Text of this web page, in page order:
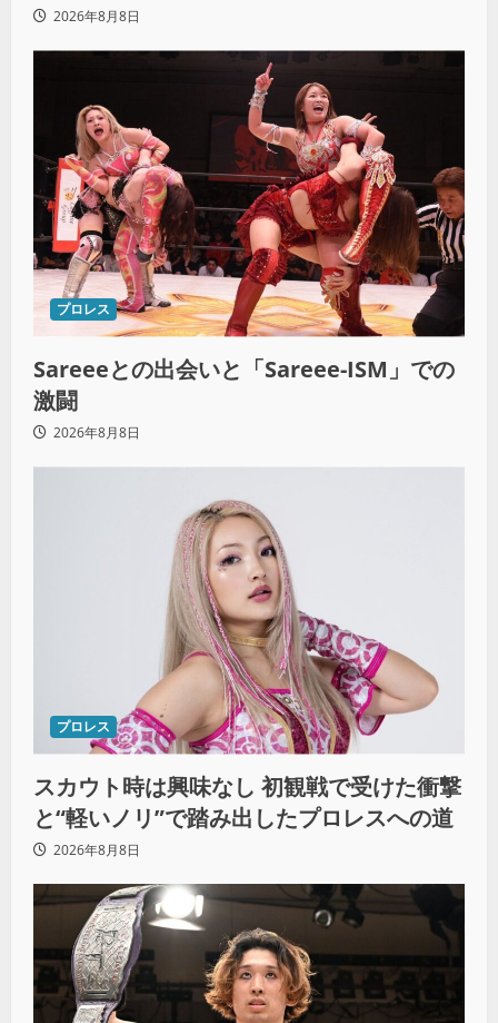
2026年8月8日
プロレス
Sareeeとの出会いと「Sareee-ISM」での
激闘
2026年8月8日
プロレス
スカウト時は興味なし 初観戦で受けた衝撃
と“軽いノリ”で踏み出したプロレスへの道
2026年8月8日